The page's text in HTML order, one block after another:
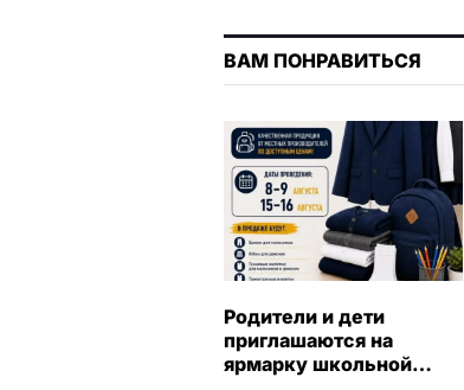
ВАМ ПОНРАВИТЬСЯ
Родители и дети
приглашаются на
ярмарку школьной